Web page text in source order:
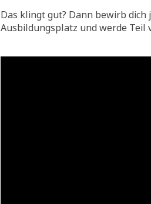
Das klingt gut? Dann bewirb
Ausbildungsplatz und werde Teil